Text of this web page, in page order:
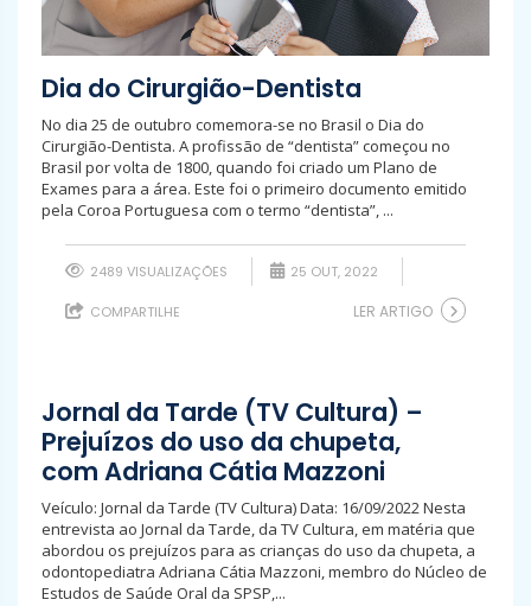
Dia do Cirurgião-Dentista
No dia 25 de outubro comemora-se no Brasil o Dia do
Cirurgião-Dentista. A profissão de “dentista” começou no
Brasil por volta de 1800, quando foi criado um Plano de
Exames para a área. Este foi o primeiro documento emitido
pela Coroa Portuguesa com o termo “dentista”, ...
2489 VISUALIZAÇÕES 25 OUT, 2022
COMPARTILHE LER ARTIGO
Jornal da Tarde (TV Cultura) –
Prejuízos do uso da chupeta,
com Adriana Cátia Mazzoni
Veículo: Jornal da Tarde (TV Cultura) Data: 16/09/2022 Nesta
entrevista ao Jornal da Tarde, da TV Cultura, em matéria que
abordou os prejuízos para as crianças do uso da chupeta, a
odontopediatra Adriana Cátia Mazzoni, membro do Núcleo de
Estudos de Saúde Oral da SPSP,...